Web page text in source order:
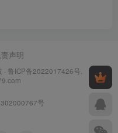
声明
· 鲁ICP备2022017426号.
号